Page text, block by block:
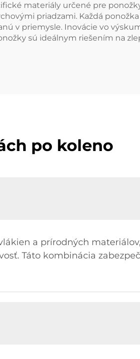
materiály určené pre
priadzami. Každá
v priemysle. Inovácie vo
sú ideálnym riešením na
po koleno
a prírodných
Táto kombinácia